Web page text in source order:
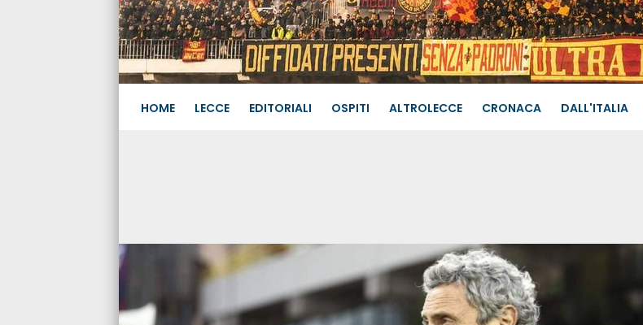
HOME LECCE EDITORIALI OSPITI ALTROLECCE CRONACA DALL'ITALIA